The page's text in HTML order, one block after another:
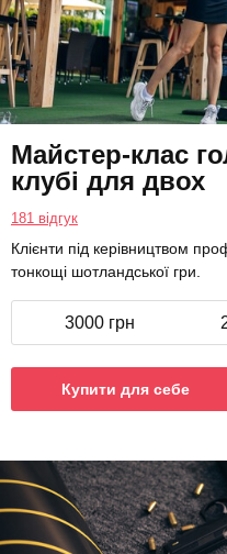
Майстер-клас
клубі для двох
181 відгук
Клієнти під керівництвом
тонкощі шотландської гри.
3000 грн
Купити для себе